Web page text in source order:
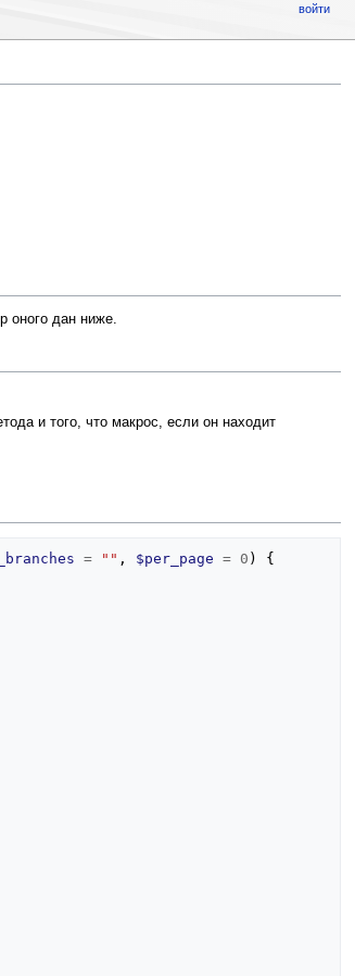
оного дан ниже.
и того, что макрос, если он находит
= "" , $per_page = 0 )
{
войти